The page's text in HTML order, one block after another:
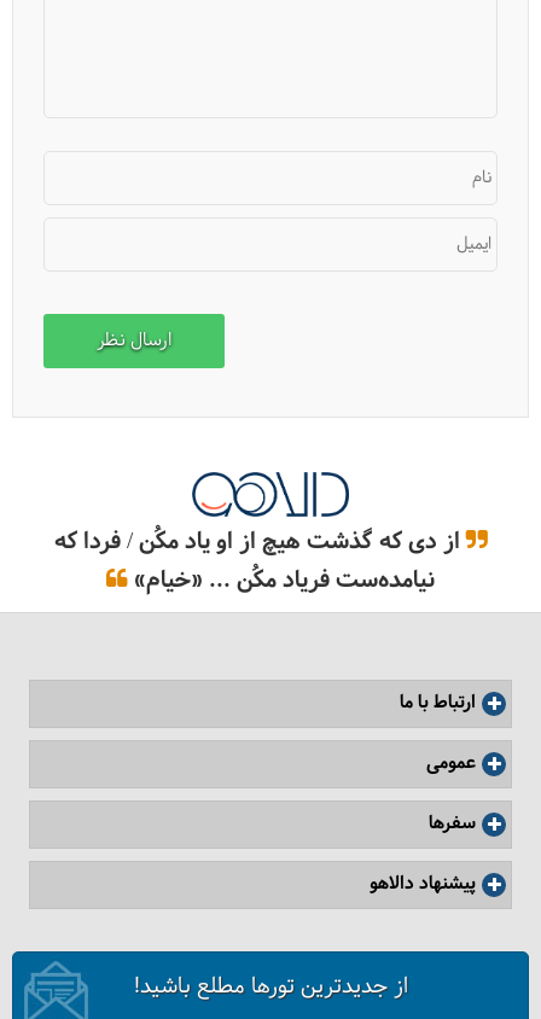
نام
ایمیل
از دی که گذشت هیچ از او یاد مکُن / فردا که
نیامده‌ست فریاد مکُن ... «خیام»
ارتباط با ما
عمومی
سفرها
پیشنهاد دالاهو
از جدیدترین تورها مطلع باشید!